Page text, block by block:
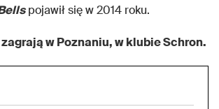
pojawił się w 2014 roku.
w Poznaniu, w klubie Schron.